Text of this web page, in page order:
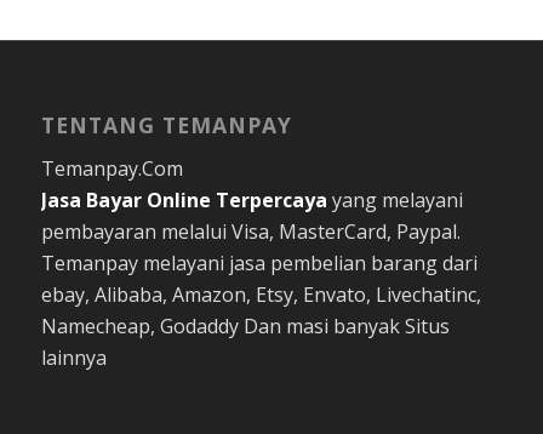
TENTANG TEMANPAY
Temanpay.Com
Jasa Bayar Online Terpercaya yang melayani
pembayaran melalui Visa, MasterCard, Paypal.
Temanpay melayani jasa pembelian barang dari
ebay, Alibaba, Amazon, Etsy, Envato, Livechatinc,
Namecheap, Godaddy Dan masi banyak Situs
lainnya